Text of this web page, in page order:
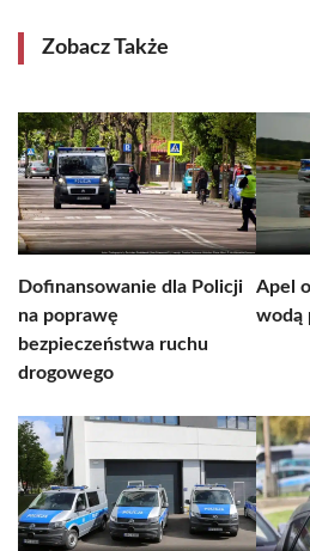
Zobacz Także
Dofinansowanie dla Policji
na poprawę
bezpieczeństwa ruchu
drogowego
Apel
wodą